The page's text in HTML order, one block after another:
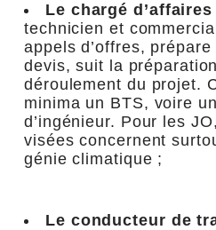
Le chargé d’affaires
technicien et
appels d’offres,
devis, suit la
déroulement du projet.
minima un BTS, voire
d’ingénieur. Pour les
visées concernent
génie climatique ;
Le conducteur de